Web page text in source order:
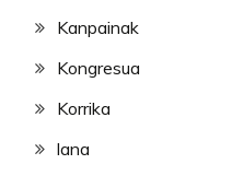
Kanpainak
Kongresua
Korrika
lana